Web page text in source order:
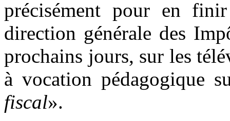
précisément pour en
direction générale des
prochains jours, sur les
à vocation pédagogique
fiscal».